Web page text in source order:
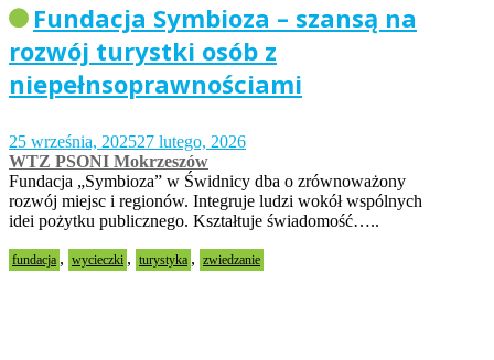
Fundacja Symbioza – szansą na
rozwój turystki osób z
niepełnsoprawnościami
25 września, 202527 lutego, 2026
WTZ PSONI Mokrzeszów
Fundacja „Symbioza” w Świdnicy dba o zrównoważony
rozwój miejsc i regionów. Integruje ludzi wokół wspólnych
idei pożytku publicznego. Kształtuje świadomość…..
fundacja , wycieczki , turystyka , zwiedzanie